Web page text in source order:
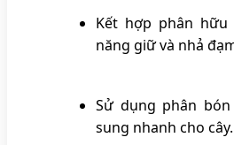
Kết hợp phân
năng giữ và nhả
Sử dụng phân
sung nhanh cho cây.